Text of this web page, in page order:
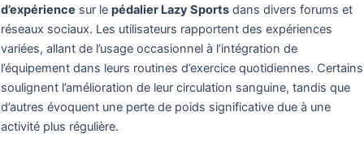
d’expérience sur le pédalier Lazy Sports dans divers forums et
réseaux sociaux. Les utilisateurs rapportent des expériences
variées, allant de l’usage occasionnel à l’intégration de
l’équipement dans leurs routines d’exercice quotidiennes. Certains
soulignent l’amélioration de leur circulation sanguine, tandis que
d’autres évoquent une perte de poids significative due à une
activité plus régulière.